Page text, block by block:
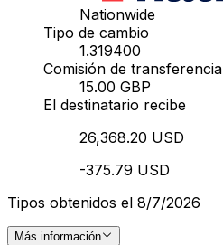
Nationwide
Tipo de cambio
1.319400
Comisión de transferencia
15.00 GBP
El destinatario recibe
26,368.20 USD
-375.79 USD
Tipos obtenidos el 8/7/2026
Más información